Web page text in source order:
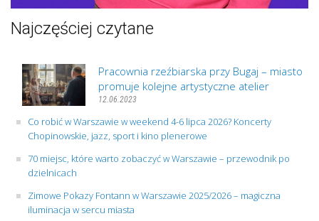
Najczęściej czytane
Pracownia rzeźbiarska przy Bugaj – miasto
promuje kolejne artystyczne atelier
12.06.2023
Co robić w Warszawie w weekend 4-6 lipca 2026? Koncerty
Chopinowskie, jazz, sport i kino plenerowe
70 miejsc, które warto zobaczyć w Warszawie – przewodnik po
dzielnicach
Zimowe Pokazy Fontann w Warszawie 2025/2026 – magiczna
iluminacja w sercu miasta